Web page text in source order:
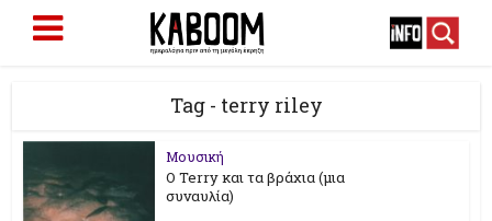
Tag - terry riley
Μουσική
Ο Terry και τα βράχια (μια
συναυλία)